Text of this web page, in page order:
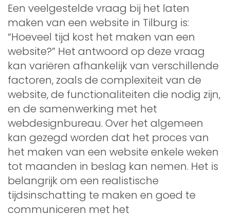
Een veelgestelde vraag bij het laten
maken van een website in Tilburg is:
“Hoeveel tijd kost het maken van een
website?” Het antwoord op deze vraag
kan variëren afhankelijk van verschillende
factoren, zoals de complexiteit van de
website, de functionaliteiten die nodig zijn,
en de samenwerking met het
webdesignbureau. Over het algemeen
kan gezegd worden dat het proces van
het maken van een website enkele weken
tot maanden in beslag kan nemen. Het is
belangrijk om een realistische
tijdsinschatting te maken en goed te
communiceren met het